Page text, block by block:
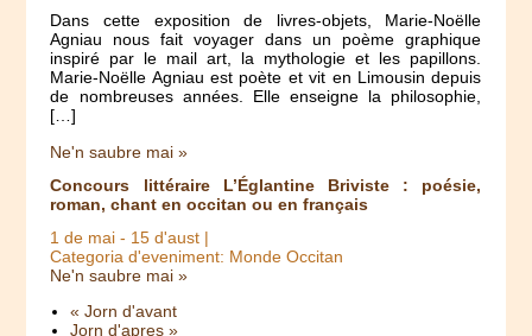
Dans cette exposition de livres-objets, Marie-Noëlle
Agniau nous fait voyager dans un poème graphique
inspiré par le mail art, la mythologie et les papillons.
Marie-Noëlle Agniau est poète et vit en Limousin depuis
de nombreuses années. Elle enseigne la philosophie,
[…]
Ne'n saubre mai »
Concours littéraire L’Églantine Briviste : poésie,
roman, chant en occitan ou en français
1 de mai - 15 d'aust |
Categoria d'eveniment: Monde Occitan
Ne'n saubre mai »
« Jorn d'avant
Jorn d'apres »